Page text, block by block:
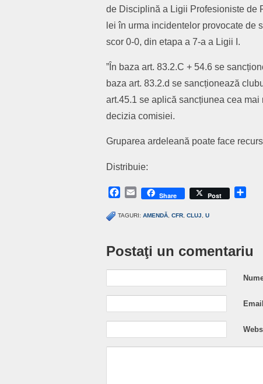
de Disciplină a Ligii Profesioniste de
lei în urma incidentelor provocate de
scor 0-0, din etapa a 7-a a Ligii I.
”În baza art. 83.2.C + 54.6 se
baza art. 83.2.d se sancționează
art.45.1 se aplică sancțiunea cea
decizia comisiei.
Gruparea ardeleană poate face
Distribuie:
Facebook
EmailShare Post
TAGURI: AMENDĂ, CFR, CLUJ, U
Postaţi un comentariu